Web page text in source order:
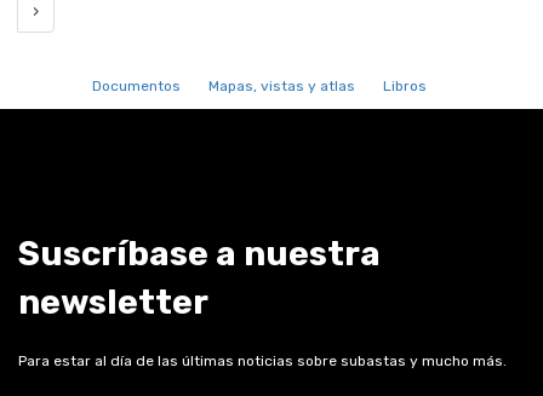
›
Documentos Mapas, vistas y atlas Libros
Suscríbase a nuestra
newsletter
Para estar al día de las últimas noticias sobre subastas y mucho más.